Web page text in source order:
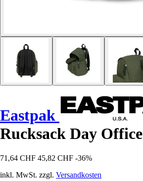
Eastpak
Rucksack Day Office
71,64 CHF 45,82 CHF -36%
inkl. MwSt. zzgl. Versandkosten